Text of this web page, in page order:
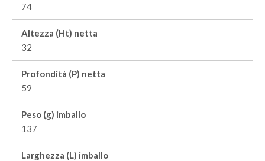
74
Altezza (Ht) netta
32
Profondità (P) netta
59
Peso (g) imballo
137
Larghezza (L) imballo